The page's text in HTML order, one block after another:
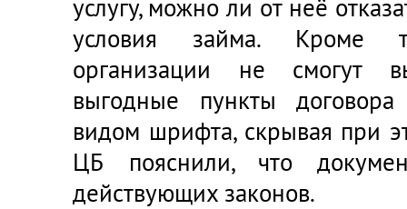
услугу, можно ли от неё
условия займа. Кроме
организации не смогут
выгодные пункты
видом шрифта, скрывая при
ЦБ пояснили, что
действующих законов.